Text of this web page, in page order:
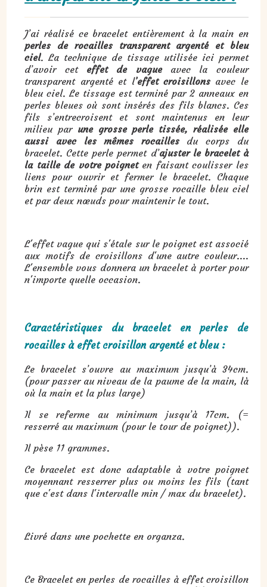
J’ai réalisé ce bracelet entièrement à la main en
perles de rocailles transparent argenté et bleu
ciel. La technique de tissage utilisée ici permet
d’avoir cet effet de vagueavec la couleur
transparent argenté et l’effet croisillonsavec le
bleu ciel. Le tissage est terminé par 2 anneaux en
perles bleues où sont insérés des fils blancs. Ces
fils s’entrecroisent et sont maintenus en leur
milieu par une grosse perle tissée, réalisée elle
aussi avec les mêmes rocaillesdu corps du
bracelet. Cette perle permet d’ajuster le bracelet à
la taille de votre poigneten faisant coulisser les
liens pour ouvrir et fermer le bracelet. Chaque
brin est terminé par une grosse rocaille bleu ciel
et par deux nœuds pour maintenir le tout.
L'effet vague qui s'étale sur le poignet est associé
aux motifs de croisillons d'une autre couleur....
L'ensemble vous donnera un bracelet à porter pour
n'importe quelle occasion.
Caractéristiques du bracelet en perles de
rocailles à effet croisillon argenté et bleu :
Le bracelet s’ouvre au maximum jusqu’à 34cm.
(pour passer au niveau de la paume de la main, là
où la main et la plus large)
Il se referme au minimum jusqu’à 17cm. (=
resserré au maximum (pour le tour de poignet)).
Il pèse 11 grammes.
Ce bracelet est donc adaptable à votre poignet
moyennant resserrer plus ou moins les fils (tant
que c'est dans l'intervalle min / max du bracelet).
Livré dans une pochette en organza.
Ce Bracelet en perles de rocailles à effet croisillon